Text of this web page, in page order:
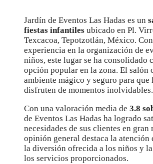
Jardín de Eventos Las Hadas es un
fiestas infantiles ubicado en Pl.
Texcacoa, Tepotzotlán, México.
experiencia en la organización de
niños, este lugar se ha consolidado
opción popular en la zona. El salón
ambiente mágico y seguro para que
disfruten de momentos inolvidables.
Con una valoración media de 3.8
de Eventos Las Hadas ha logrado
necesidades de sus clientes en gran
opinión general destaca la atención
la diversión ofrecida a los niños y
los servicios proporcionados.